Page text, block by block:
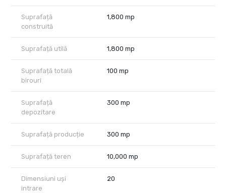
Suprafață
construită
1,800 mp
Suprafață utilă 1,800 mp
Suprafață totală
birouri
100 mp
Suprafață
depozitare
300 mp
Suprafață producție 300 mp
Suprafață teren 10,000 mp
Dimensiuni uși
intrare
20